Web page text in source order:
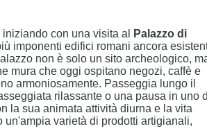
con una visita al
Palazzo di
imponenti edifici romani ancora
non è solo un sito archeologico,
mura che oggi ospitano negozi, caffè e
armoniosamente. Passeggia lungo il
rilassante o una pausa in uno
la sua animata attività diurna e la vita
varietà di prodotti artigianali,